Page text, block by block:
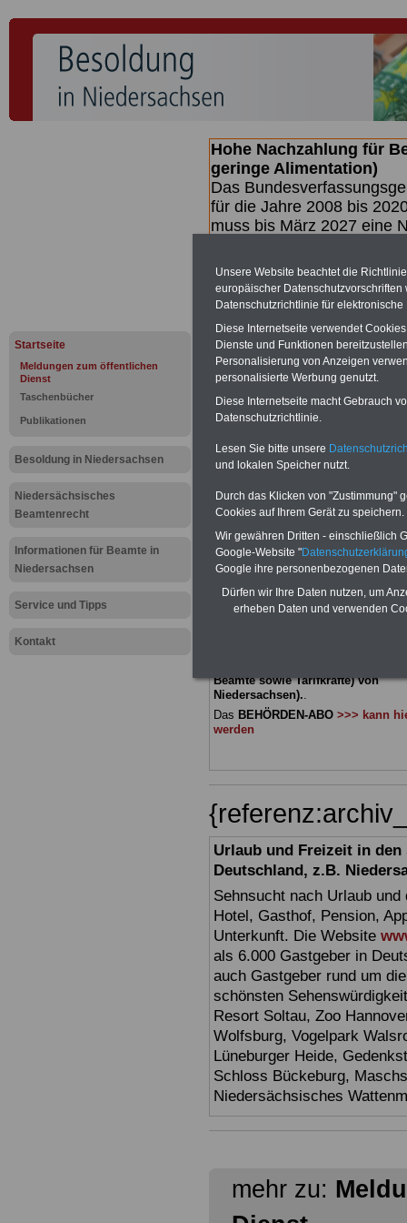
Startseite
Meldungen zum öffentlichen
Dienst
Taschenbücher
Publikationen
Besoldung in Niedersachsen
Niedersächsisches
Beamtenrecht
Informationen für Beamte in
Niedersachsen
Service und Tipps
Kontakt
Hohe Nachzahlung für
geringe Alimentation)
Das
für die Jahre 2008 bis
muss bis März 2027 eine
(Beamte &
geben (Medienberichten
mind.3.000 und 13.000
hierzu eine Broschüre
des Gesetzentwurfs der
(wahrscheinlich im
Broschüre.
Meldung
BEHÖRDEN-ABOmit 3 Ratgebern
22,50 Euro: Wissenswertes für
und Beamte,
(Bund/Länder) sowie Beihilferecht
Beamte sowie Tarifkräfte) von
Niedersachsen)..
Das BEHÖRDEN-ABO >>> kann
werden
Urlaub und Freizeit in
Deutschland, z.B.
Sehnsucht nach Urlaub
Hotel, Gasthof, Pension,
Unterkunft. Die Website
als 6.000 Gastgeber in
auch Gastgeber rund um
schönsten
Resort Soltau, Zoo
Wolfsburg, Vogelpark
Lüneburger Heide,
Schloss Bückeburg,
Niedersächsisches
mehr zu:
Unsere Website beachtet die
europäischer
Datenschutzrichtlinie für
Diese Internetseite verwendet
Dienste und Funktionen
Personalisierung von Anzeigen
personalisierte Werbung genutzt.
Diese Internetseite macht Gebrauch
Datenschutzrichtlinie.
Lesen Sie bitte unsere
und lokalen Speicher nutzt.
Durch das Klicken von "Zustimmung"
Cookies auf Ihrem Gerät zu speichern.
Wir gewähren Dritten - einschließlich
Google-Website "
Google ihre personenbezogenen
Dürfen wir Ihre Daten nutzen, um
erheben Daten und verwenden